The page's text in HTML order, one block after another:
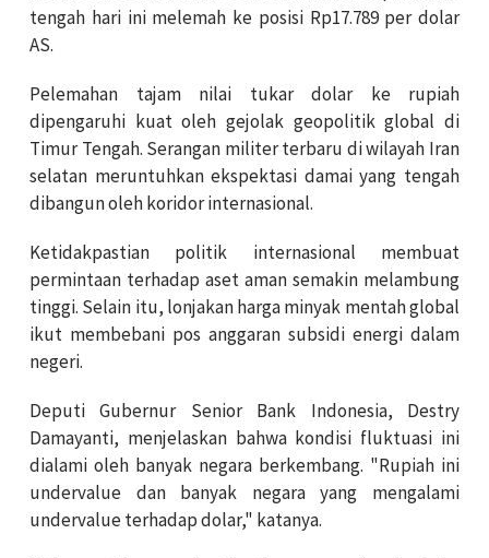
tengah hari ini melemah ke posisi Rp17.789 per dolar
AS.
Pelemahan tajam nilai tukar dolar ke rupiah
dipengaruhi kuat oleh gejolak geopolitik global di
Timur Tengah. Serangan militer terbaru di wilayah Iran
selatan meruntuhkan ekspektasi damai yang tengah
dibangun oleh koridor internasional.
Ketidakpastian politik internasional membuat
permintaan terhadap aset aman semakin melambung
tinggi. Selain itu, lonjakan harga minyak mentah global
ikut membebani pos anggaran subsidi energi dalam
negeri.
Deputi Gubernur Senior Bank Indonesia, Destry
Damayanti, menjelaskan bahwa kondisi fluktuasi ini
dialami oleh banyak negara berkembang. "Rupiah ini
undervalue dan banyak negara yang mengalami
undervalue terhadap dolar," katanya.